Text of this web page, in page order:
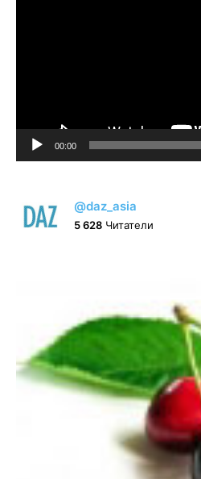
00:00
@daz_asia
5 628 Читатели